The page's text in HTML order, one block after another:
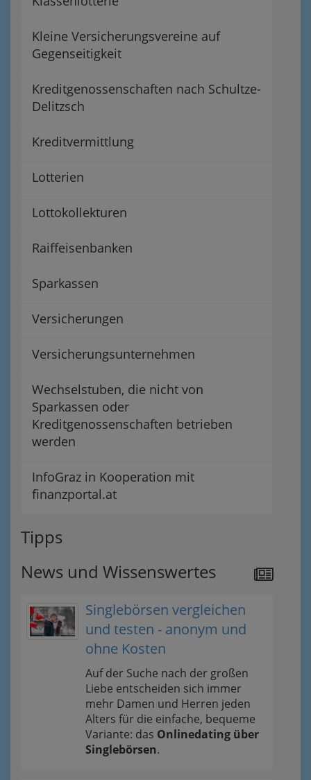
Kleine Versicherungsvereine auf
Gegenseitigkeit
Kreditgenossenschaften nach Schultze-
Delitzsch
Kreditvermittlung
Lotterien
Lottokollekturen
Raiffeisenbanken
Sparkassen
Versicherungen
Versicherungsunternehmen
Wechselstuben, die nicht von
Sparkassen oder
Kreditgenossenschaften betrieben
werden
InfoGraz in Kooperation mit
finanzportal.at
Tipps
News und Wissenswertes
Singlebörsen vergleichen
und testen - anonym und
ohne Kosten
Auf der Suche nach der großen
Liebe entscheiden sich immer
mehr Damen und Herren jeden
Alters für die einfache, bequeme
Variante: das Onlinedating über
Singlebörsen.